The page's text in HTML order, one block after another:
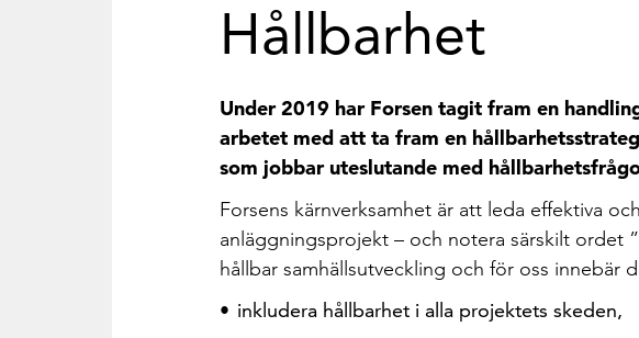
Hållbarhet
Under 2019 har Forsen tagit fram en
arbetet med att ta fram en
som jobbar uteslutande med
Forsens kärnverksamhet är att leda effektiva
anläggningsprojekt – och notera särskilt ordet
hållbar samhällsutveckling och för oss innebär
inkludera hållbarhet i alla projektets skeden,